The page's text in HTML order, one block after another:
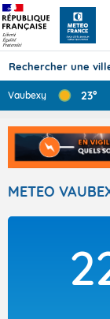
Vaubexy 23°
METEO